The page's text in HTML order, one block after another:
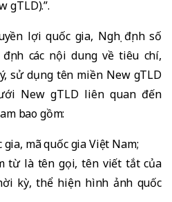
gTLD).”.
lợi quốc gia, Nghị định số
các nội dung về tiêu chí,
sử dụng tên miền New gTLD
New gTLD liên quan đến
bao gồm:
mã quốc gia Việt Nam;
từ là tên gọi, tên viết tắt của
kỳ, thể hiện hình ảnh quốc